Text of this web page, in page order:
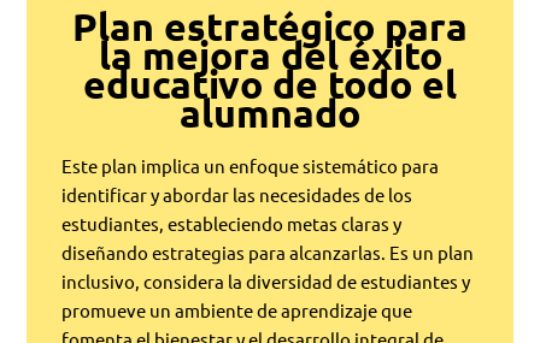
Plan estratégico para
la mejora del éxito
educativo de todo el
alumnado
Este plan implica un enfoque sistemático para
identificar y abordar las necesidades de los
estudiantes, estableciendo metas claras y
diseñando estrategias para alcanzarlas. Es un plan
inclusivo, considera la diversidad de estudiantes y
promueve un ambiente de aprendizaje que